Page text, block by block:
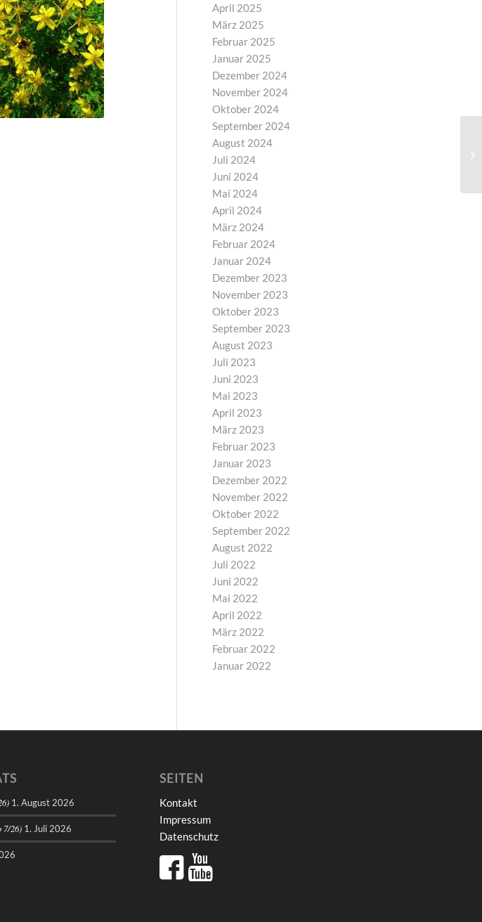
April 2025
März 2025
Februar 2025
Januar 2025
Dezember 2024
November 2024
Oktober 2024
September 2024
August 2024
Juli 2024
Juni 2024
Mai 2024
April 2024
März 2024
Februar 2024
Januar 2024
Dezember 2023
November 2023
Oktober 2023
September 2023
August 2023
Juli 2023
Juni 2023
Mai 2023
April 2023
März 2023
Februar 2023
Januar 2023
Dezember 2022
November 2022
Oktober 2022
September 2022
August 2022
Juli 2022
Juni 2022
Mai 2022
April 2022
März 2022
Februar 2022
Januar 2022
1. August 2026
7/26) 1. Juli 2026
SEITEN
Kontakt
Impressum
Datenschutz